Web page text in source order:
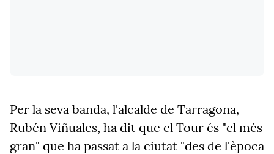
Per la seva banda, l'alcalde de Tarragona,
Rubén Viñuales, ha dit que el Tour és "el més
gran" que ha passat a la ciutat "des de l'època